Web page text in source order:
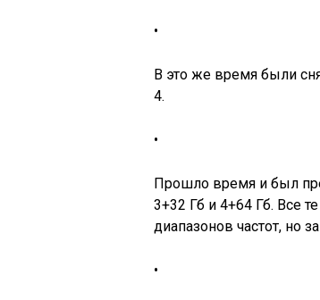
•
В это же время были
4.
•
Прошло время и был
3+32 Гб и 4+64 Гб. Все
диапазонов частот, но
•